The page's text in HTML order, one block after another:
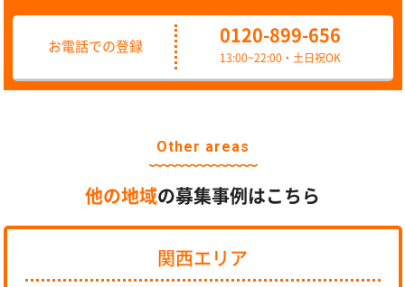
お電話での登録
0120-899-656
13:00~22:00・土日祝OK
Other areas
他の地域の募集事例はこちら
関西エリア